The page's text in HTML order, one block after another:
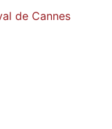
de Cannes